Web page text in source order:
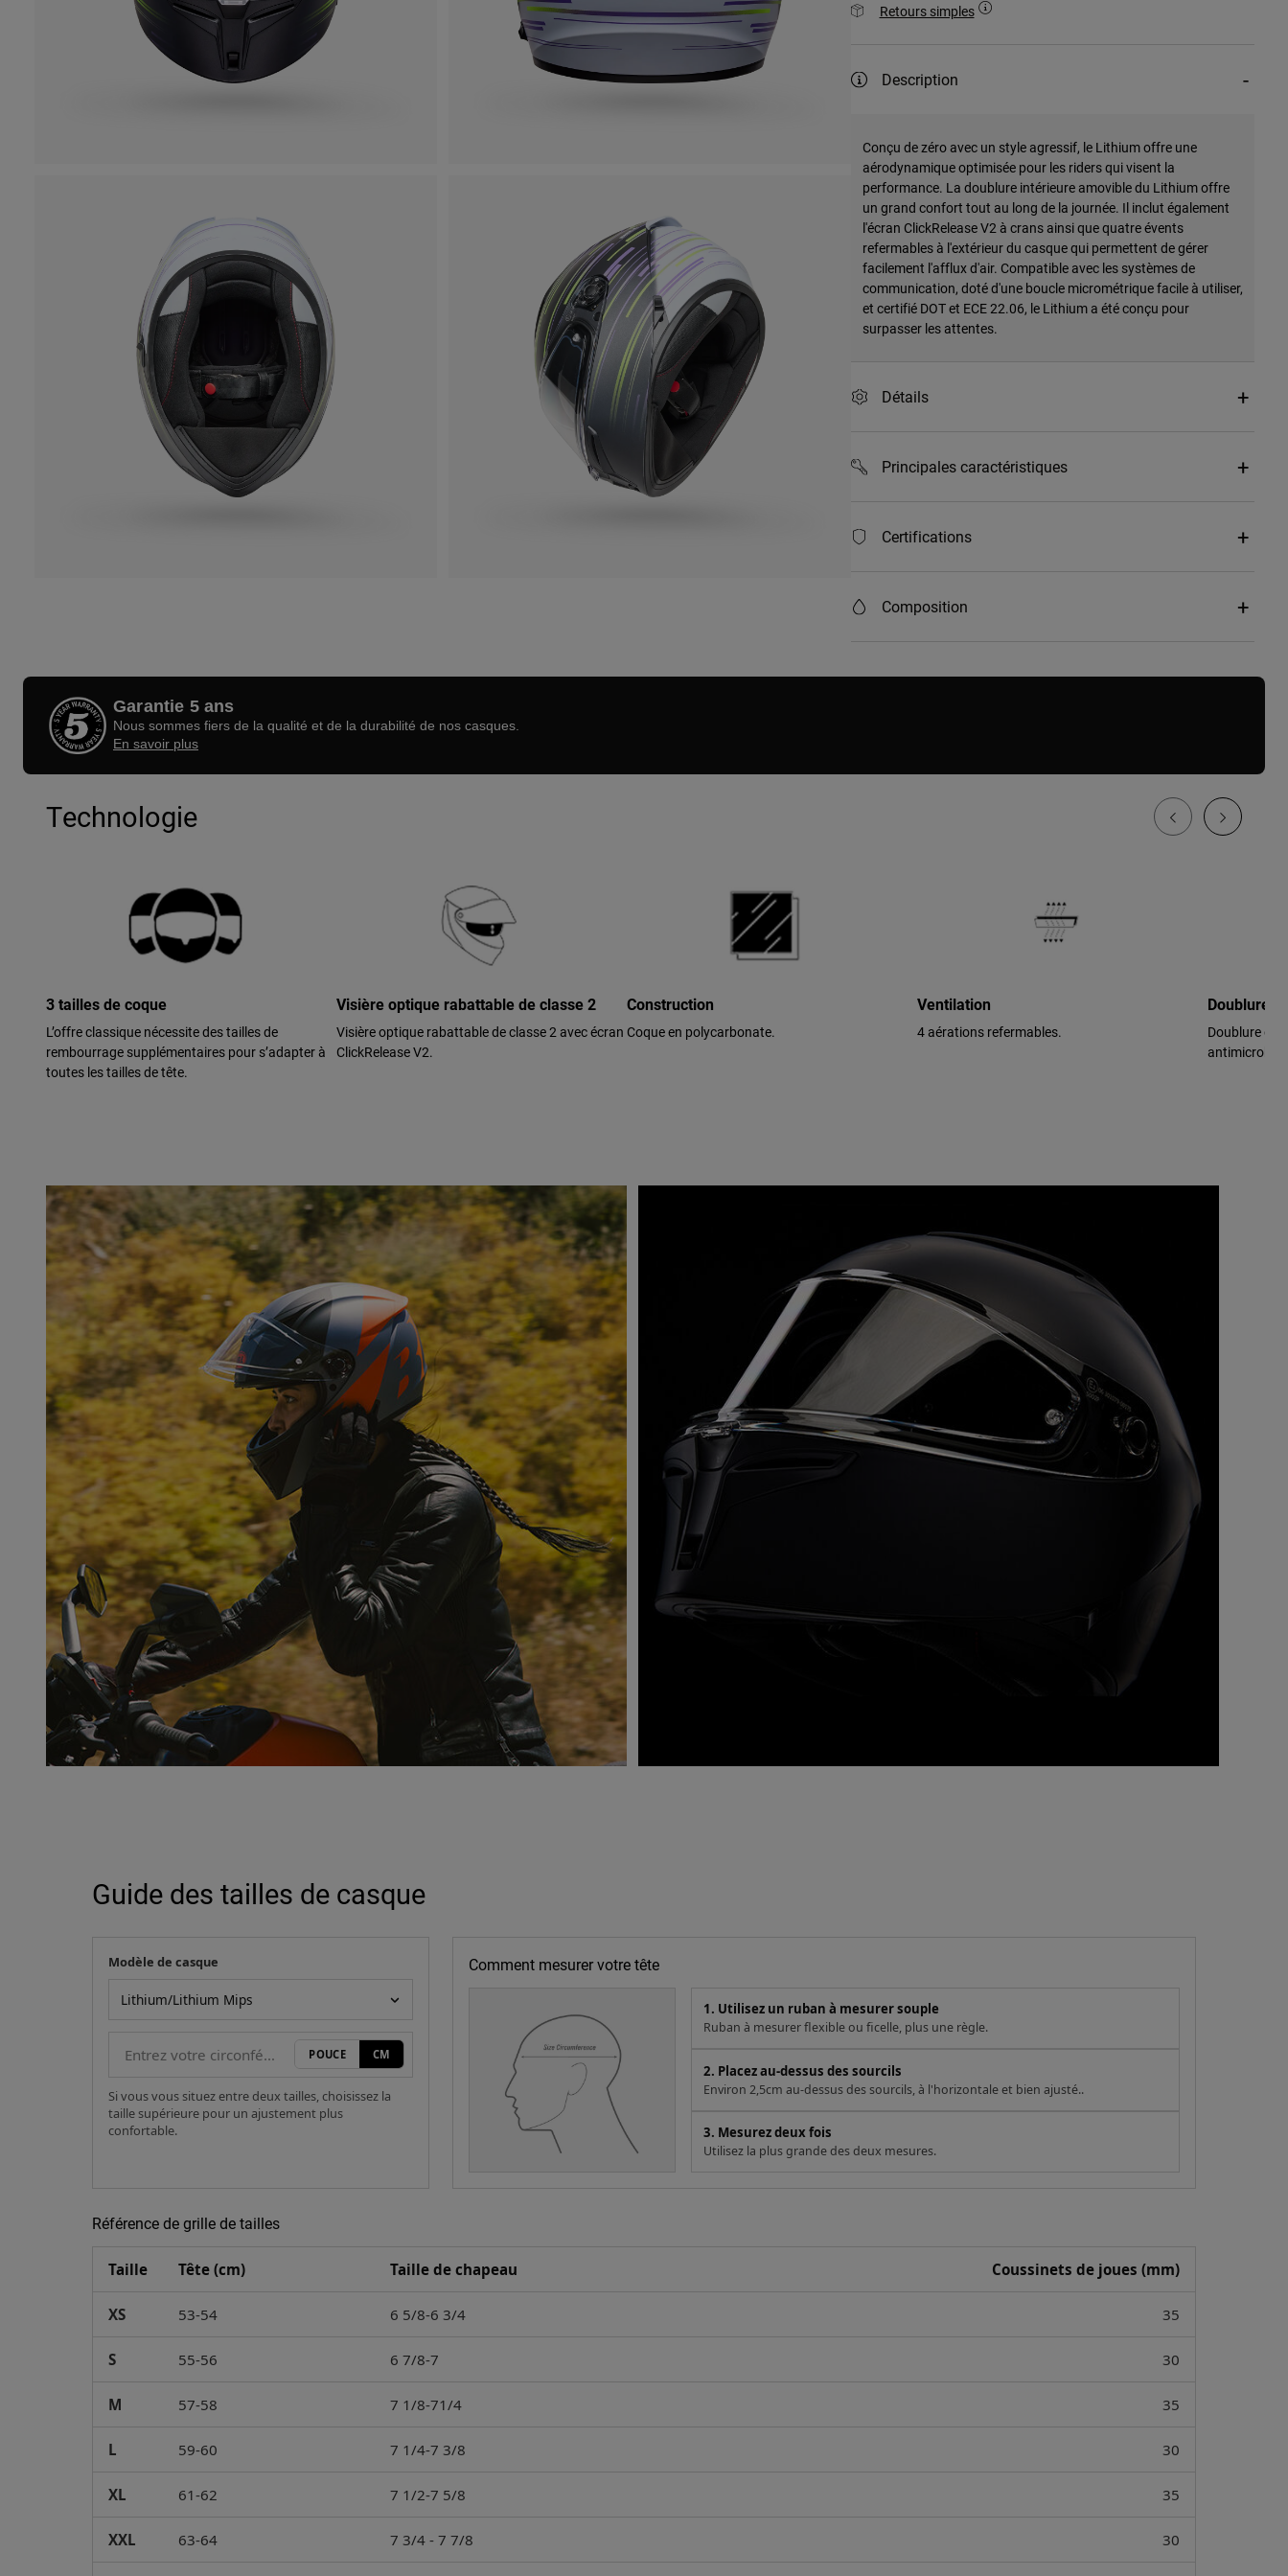
Retours simples
Description
Conçu de zéro avec un style agressif, le Lithium offre une
aérodynamique optimisée pour les riders qui visent la
performance. La doublure intérieure amovible du Lithium offre
un grand confort tout au long de la journée. Il inclut également
l'écran ClickRelease V2 à crans ainsi que quatre évents
refermables à l'extérieur du casque qui permettent de gérer
facilement l'afflux d'air. Compatible avec les systèmes de
communication, doté d'une boucle micrométrique facile à utiliser,
et certifié DOT et ECE 22.06, le Lithium a été conçu pour
surpasser les attentes.
Détails
Principales caractéristiques
Certifications
Composition
Garantie 5 ans
Nous sommes fiers de la qualité et de la durabilité de nos casques.
En savoir plus
Technologie
3 tailles de coque
L’offre classique nécessite des tailles de
rembourrage supplémentaires pour s’adapter à
toutes les tailles de tête.
Visière optique rabattable de classe 2
Visière optique rabattable de classe 2 avec écran
ClickRelease V2.
Construction
Coque en polycarbonate.
Ventilation
4 aérations refermables.
Doublure
Doublure de
Guide des tailles de casque
Comment mesurer votre tête
1. Utilisez un ruban à mesurer souple
Ruban à mesurer flexible ou ficelle, plus une règle.
2. Placez au-dessus des sourcils
Environ 2,5cm au-dessus des sourcils, à l'horizontale et bien ajusté..
3. Mesurez deux fois
Utilisez la plus grande des deux mesures.
Votre mesure
Modèle de casque
POUCE CM
Si vous vous situez entre deux tailles, choisissez la
taille supérieure pour un ajustement plus
confortable.
Référence de grille de tailles
Taille Tête (cm) Taille de chapeau Coussinets de joues (mm)
XS 53-54 6 5/8-6 3/4 35
S 55-56 6 7/8-7 30
M 57-58 7 1/8-71/4 35
L 59-60 7 1/4-7 3/8 30
XL 61-62 7 1/2-7 5/8 35
XXL 63-64 7 3/4 - 7 7/8 30